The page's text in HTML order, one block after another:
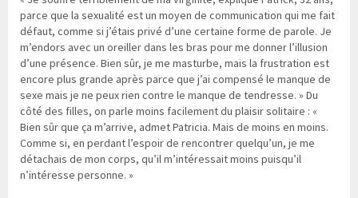
parce que la sexualité est un moyen de communication qui me fait
défaut, comme si j’étais privé d’une certaine forme de parole. Je
m’endors avec un oreiller dans les bras pour me donner l’illusion
d’une présence. Bien sûr, je me masturbe, mais la frustration est
encore plus grande après parce que j’ai compensé le manque de
sexe mais je ne peux rien contre le manque de tendresse. » Du
côté des filles, on parle moins facilement du plaisir solitaire : «
Bien sûr que ça m’arrive, admet Patricia. Mais de moins en moins.
Comme si, en perdant l’espoir de rencontrer quelqu’un, je me
détachais de mon corps, qu’il m’intéressait moins puisqu’il
n’intéresse personne. »